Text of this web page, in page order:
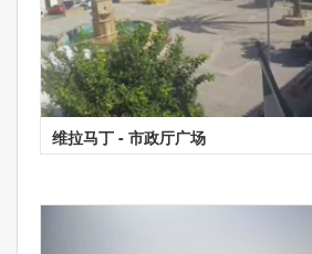
维拉马丁 - 市政厅广场